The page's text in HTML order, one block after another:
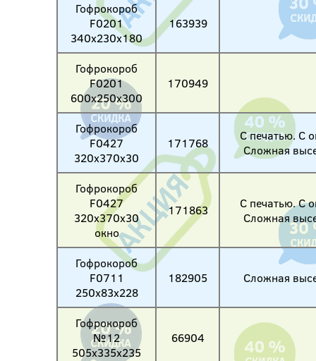
Гофрокороб
F0201
340х230х180
163939
Гофрокороб
F0201
600х250х300
170949
Гофрокороб
F0427
320х370х30
171768
С печатью. С
Сложная
Гофрокороб
F0427
320х370х30
окно
171863
С печатью. С
Сложная
Гофрокороб
F0711
250х83х228
182905 Сложная
Гофрокороб
№12
505х335х235
66904